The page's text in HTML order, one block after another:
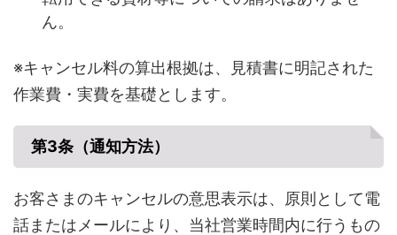
ん。
※キャンセル料の算出根拠は、見積書に明記された
作業費・実費を基礎とします。
第3条（通知方法）
お客さまのキャンセルの意思表示は、原則として電
話またはメールにより、当社営業時間内に行うもの